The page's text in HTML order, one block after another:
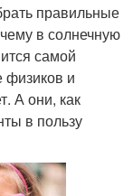
правильные
в солнечную
самой
физиков и
А они, как
в пользу